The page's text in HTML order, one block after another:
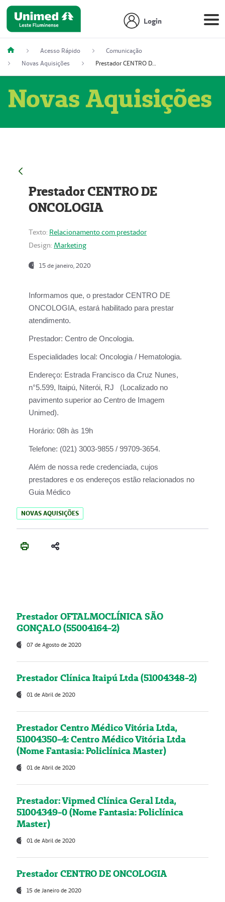
Login
Acesso Rápido
Comunicação
Novas Aquisições
Prestador CENTRO DE ONCOLOGIA
Novas Aquisições
Prestador CENTRO DE
ONCOLOGIA
Texto: Relacionamento com prestador
Design: Marketing
15 de janeiro, 2020
Informamos que, o prestador CENTRO DE
ONCOLOGIA, estará habilitado para prestar
atendimento.
Prestador: Centro de Oncologia.
Especialidades local: Oncologia / Hematologia.
Endereço: Estrada Francisco da Cruz Nunes,
n°5.599, Itaipú, Niterói, RJ (Localizado no
pavimento superior ao Centro de Imagem
Unimed).
Horário: 08h às 19h
Telefone: (021) 3003-9855 / 99709-3654.
Além de nossa rede credenciada, cujos
prestadores e os endereços estão relacionados no
Guia Médico
NOVAS AQUISIÇÕES
Prestador OFTALMOCLÍNICA SÃO
GONÇALO (55004164-2)
07 de Agosto de 2020
Prestador Clínica Itaipú Ltda (51004348-2)
01 de Abril de 2020
Prestador Centro Médico Vitória Ltda,
51004350-4: Centro Médico Vitória Ltda
(Nome Fantasia: Policlínica Master)
01 de Abril de 2020
Prestador: Vipmed Clínica Geral Ltda,
51004349-0 (Nome Fantasia: Policlínica
Master)
01 de Abril de 2020
Prestador CENTRO DE ONCOLOGIA
15 de Janeiro de 2020